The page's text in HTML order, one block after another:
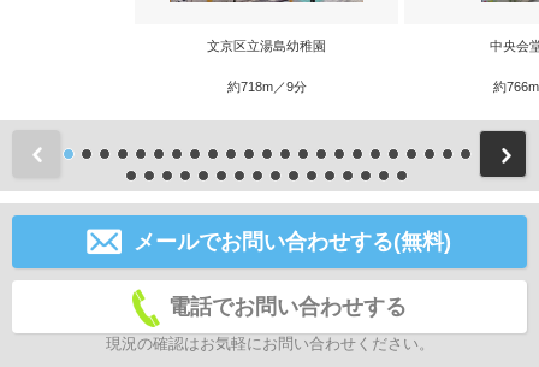
文京区立湯島幼稚園
約718m／9分
中央会
約
前
メールでお問い合わせする(無料)
電話でお問い合わせする
現況の確認はお気軽にお問い合わせください。